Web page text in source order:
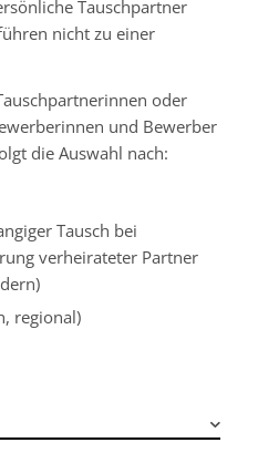
Tauschpartner
nicht zu einer
oder
und Bewerber
die Auswahl nach:
Tausch bei
verheirateter Partner
regional)